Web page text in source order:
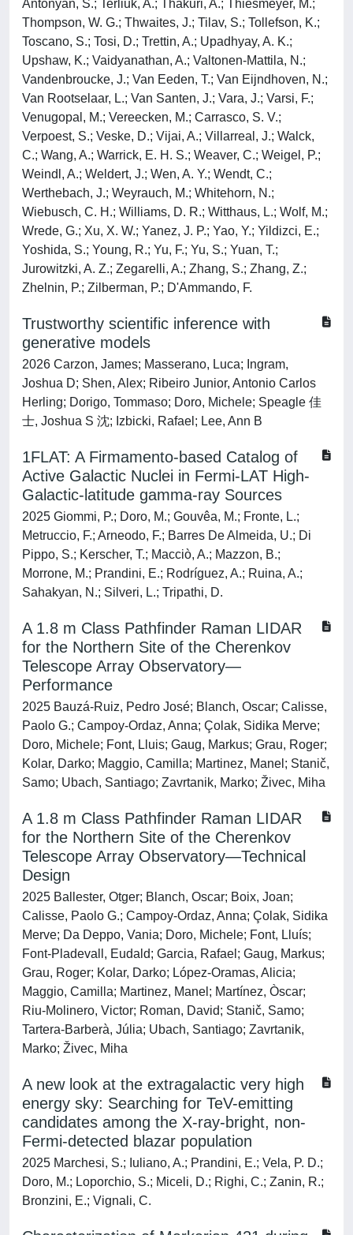
Trustworthy scientific inference with
generative models
2026 Carzon, James; Masserano, Luca; Ingram,
Joshua D; Shen, Alex; Ribeiro Junior, Antonio Carlos
Herling; Dorigo, Tommaso; Doro, Michele; Speagle 佳
士, Joshua S 沈; Izbicki, Rafael; Lee, Ann B
1FLAT: A Firmamento-based Catalog of
Active Galactic Nuclei in Fermi-LAT High-
Galactic-latitude gamma-ray Sources
2025 Giommi, P.; Doro, M.; Gouvêa, M.; Fronte, L.;
Metruccio, F.; Arneodo, F.; Barres De Almeida, U.; Di
Pippo, S.; Kerscher, T.; Macciò, A.; Mazzon, B.;
Morrone, M.; Prandini, E.; Rodríguez, A.; Ruina, A.;
Sahakyan, N.; Silveri, L.; Tripathi, D.
A 1.8 m Class Pathfinder Raman LIDAR
for the Northern Site of the Cherenkov
Telescope Array Observatory—
Performance
2025 Bauzá-Ruiz, Pedro José; Blanch, Oscar; Calisse,
Paolo G.; Campoy-Ordaz, Anna; Çolak, Sidika Merve;
Doro, Michele; Font, Lluis; Gaug, Markus; Grau, Roger;
Kolar, Darko; Maggio, Camilla; Martinez, Manel; Stanič,
Samo; Ubach, Santiago; Zavrtanik, Marko; Živec, Miha
A 1.8 m Class Pathfinder Raman LIDAR
for the Northern Site of the Cherenkov
Telescope Array Observatory—Technical
Design
2025 Ballester, Otger; Blanch, Oscar; Boix, Joan;
Calisse, Paolo G.; Campoy-Ordaz, Anna; Çolak, Sidika
Merve; Da Deppo, Vania; Doro, Michele; Font, Lluís;
Font-Pladevall, Eudald; Garcia, Rafael; Gaug, Markus;
Grau, Roger; Kolar, Darko; López-Oramas, Alicia;
Maggio, Camilla; Martinez, Manel; Martínez, Òscar;
Riu-Molinero, Victor; Roman, David; Stanič, Samo;
Tartera-Barberà, Júlia; Ubach, Santiago; Zavrtanik,
Marko; Živec, Miha
A new look at the extragalactic very high
energy sky: Searching for TeV-emitting
candidates among the X-ray-bright, non-
Fermi-detected blazar population
2025 Marchesi, S.; Iuliano, A.; Prandini, E.; Vela, P. D.;
Doro, M.; Loporchio, S.; Miceli, D.; Righi, C.; Zanin, R.;
Bronzini, E.; Vignali, C.